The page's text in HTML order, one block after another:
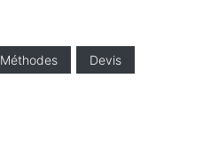
Méthodes Devis